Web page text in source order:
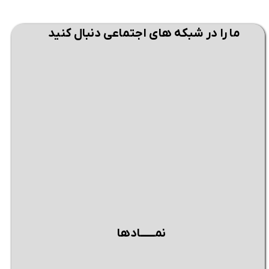
ما را در شبکه های اجتماعی دنبال کنید
نمــــــادها